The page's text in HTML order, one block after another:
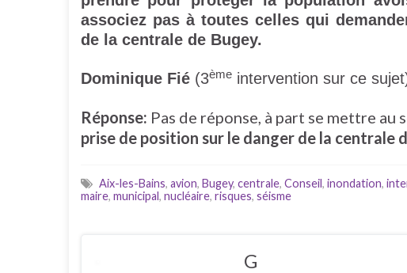
associez pas à toutes celles qui
de la centrale de Bugey.
Dominique Fié (3ème intervention sur ce
Réponse: Pas de réponse, à part se mettre
prise de position sur le danger de la centrale
Aix-les-Bains, avion, Bugey, centrale, Conseil, inondation,
maire, municipal, nucléaire, risques, séisme
G